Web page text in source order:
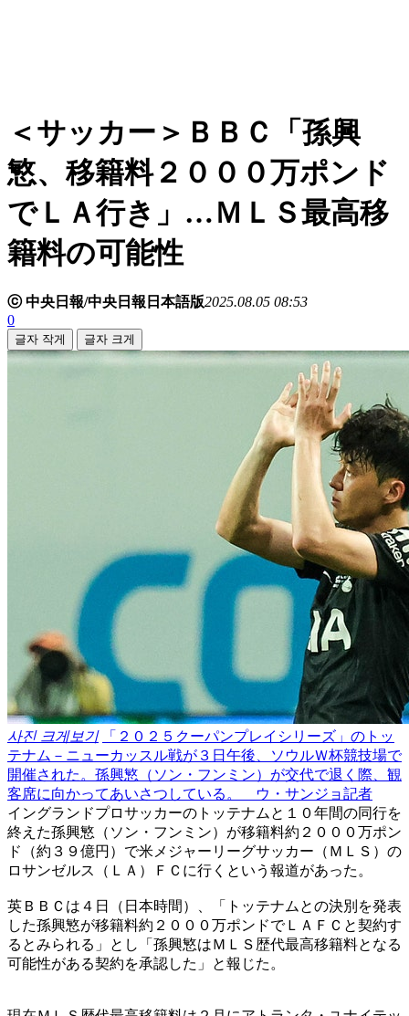
＜サッカー＞ＢＢＣ「孫興
慜、移籍料２０００万ポンド
でＬＡ行き」…ＭＬＳ最高移
籍料の可能性
ⓒ 中央日報/中央日報日本語版2025.08.05 08:53
0
글자 작게 글자 크게
사진 크게보기
「２０２５クーパンプレイシリーズ」のトッ
テナム－ニューカッスル戦が３日午後、ソウルＷ杯競技場で
開催された。孫興慜（ソン・フンミン）が交代で退く際、観
客席に向かってあいさつしている。 ウ・サンジョ記者
イングランドプロサッカーのトッテナムと１０年間の同行を
終えた孫興慜（ソン・フンミン）が移籍料約２０００万ポン
ド（約３９億円）で米メジャーリーグサッカー（ＭＬＳ）の
ロサンゼルス（ＬＡ）ＦＣに行くという報道があった。
英ＢＢＣは４日（日本時間）、「トッテナムとの決別を発表
した孫興慜が移籍料約２０００万ポンドでＬＡＦＣと契約す
るとみられる」とし「孫興慜はＭＬＳ歴代最高移籍料となる
可能性がある契約を承認した」と報じた。